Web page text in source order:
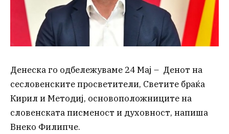
Денеска го одбележуваме 24 Мај – Денот на
сесловенските просветители, Светите браќа
Кирил и Методиј, основоположниците на
словенската писменост и духовност, напиша
Внеко Филипче.